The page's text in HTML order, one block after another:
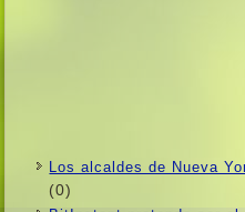
Los alcaldes de Nueva
(0)